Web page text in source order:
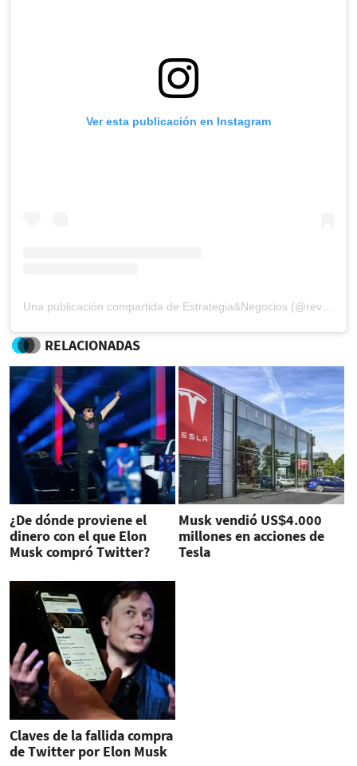
Ver esta publicación en Instagram
RELACIONADAS
¿De dónde proviene el
dinero con el que Elon
Musk compró Twitter?
Musk vendió US$4.000
millones en acciones de
Tesla
Claves de la fallida compra
de Twitter por Elon Musk